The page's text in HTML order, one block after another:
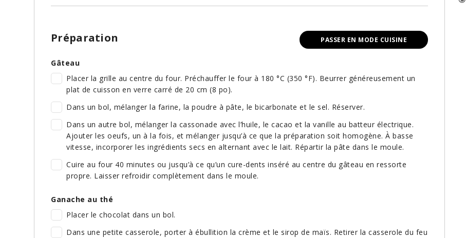
PASSER EN MODE CUISINE
Préparation
Gâteau
Placer la grille au centre du four. Préchauffer le four à 180 °C (350 °F). Beurrer généreusement un
plat de cuisson en verre carré de 20 cm (8 po).
Dans un bol, mélanger la farine, la poudre à pâte, le bicarbonate et le sel. Réserver.
Dans un autre bol, mélanger la cassonade avec l’huile, le cacao et la vanille au batteur électrique.
Ajouter les oeufs, un à la fois, et mélanger jusqu’à ce que la préparation soit homogène. À basse
vitesse, incorporer les ingrédients secs en alternant avec le lait. Répartir la pâte dans le moule.
Cuire au four 40 minutes ou jusqu’à ce qu’un cure-dents inséré au centre du gâteau en ressorte
propre. Laisser refroidir complètement dans le moule.
Ganache au thé
Placer le chocolat dans un bol.
Dans une petite casserole, porter à ébullition la crème et le sirop de maïs. Retirer la casserole du feu